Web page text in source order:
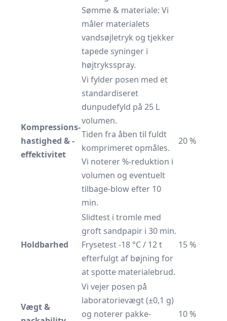
Sømme & materiale: Vi
måler materialets
vandsøjletryk og tjekker
tapede syninger i
højtryksspray.
Kompressions­
hastighed & ­
effektivitet
Vi fylder posen med et
standardiseret
dunpudefyld på 25 L
volumen.
Tiden fra åben til fuldt
komprimeret opmåles.
Vi noterer %-reduktion i
volumen og eventuelt
tilbage-blow efter 10
min.
20 %
Holdbarhed
Slidtest i tromle med
groft sandpapir i 30 min.
Frysetest -18 °C / 12 t
efterfulgt af bøjning for
at spotte materialebrud.
15 %
Vægt &
Vi vejer posen på
laboratorievægt (±0,1 g)
og noterer pakke­
10 %